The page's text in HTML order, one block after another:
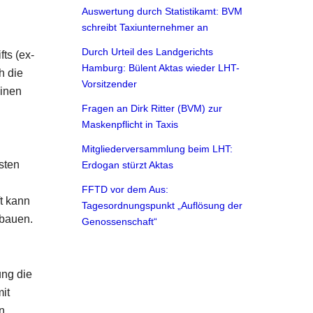
(ex-
die
kann
die
Auswertung durch Statistikamt: BVM
schreibt Taxiunternehmer an
Durch Urteil des Landgerichts
Hamburg: Bülent Aktas wieder LHT-
Vorsitzender
Fragen an Dirk Ritter (BVM) zur
Maskenpflicht in Taxis
Mitgliederversammlung beim LHT:
Erdogan stürzt Aktas
FFTD vor dem Aus:
Tagesordnungspunkt „Auflösung der
Genossenschaft“